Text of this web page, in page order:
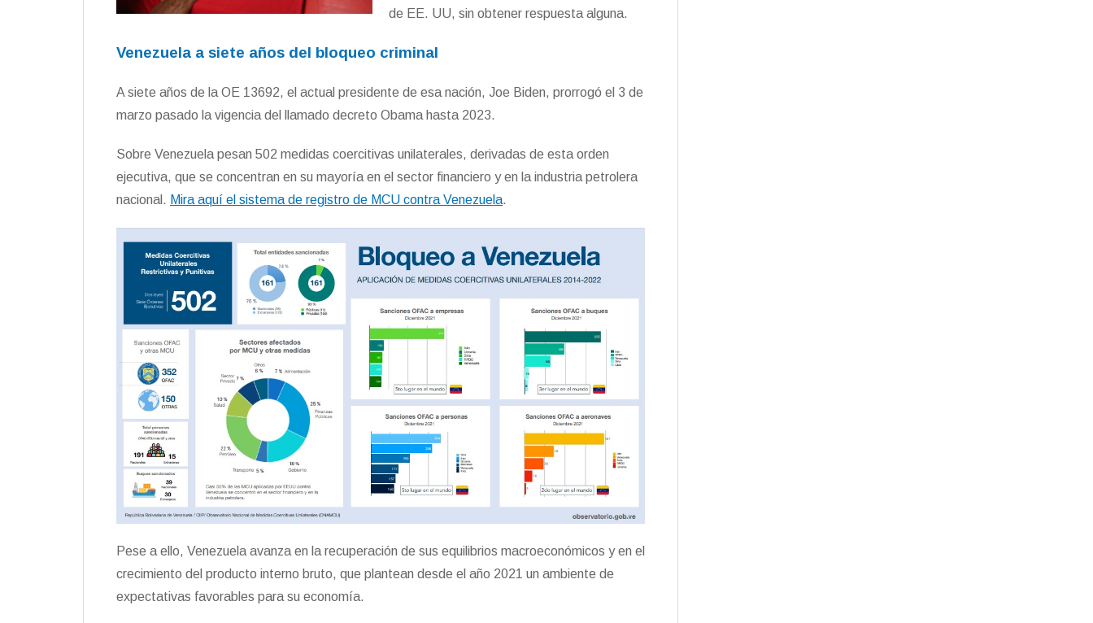
de EE. UU, sin obtener respuesta alguna.
Venezuela a siete años del bloqueo criminal
A siete años de la OE 13692, el actual presidente de esa nación, Joe Biden, prorrogó el 3 de
marzo pasado la vigencia del llamado decreto Obama hasta 2023.
Sobre Venezuela pesan 502 medidas coercitivas unilaterales, derivadas de esta orden
ejecutiva, que se concentran en su mayoría en el sector financiero y en la industria petrolera
nacional. Mira aquí el sistema de registro de MCU contra Venezuela.
Pese a ello, Venezuela avanza en la recuperación de sus equilibrios macroeconómicos y en el
crecimiento del producto interno bruto, que plantean desde el año 2021 un ambiente de
expectativas favorables para su economía.